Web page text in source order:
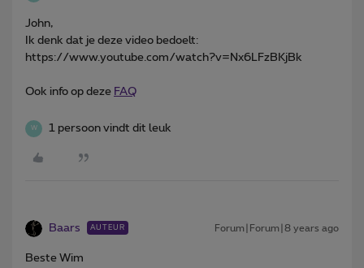
John,
Ik denk dat je deze video bedoelt:
https://www.youtube.com/watch?v=Nx6LFzBKjBk
Ook info op deze FAQ
W 1 persoon vindt dit leuk
Baars AUTEUR Forum|Forum|8 years ago
Beste Wim